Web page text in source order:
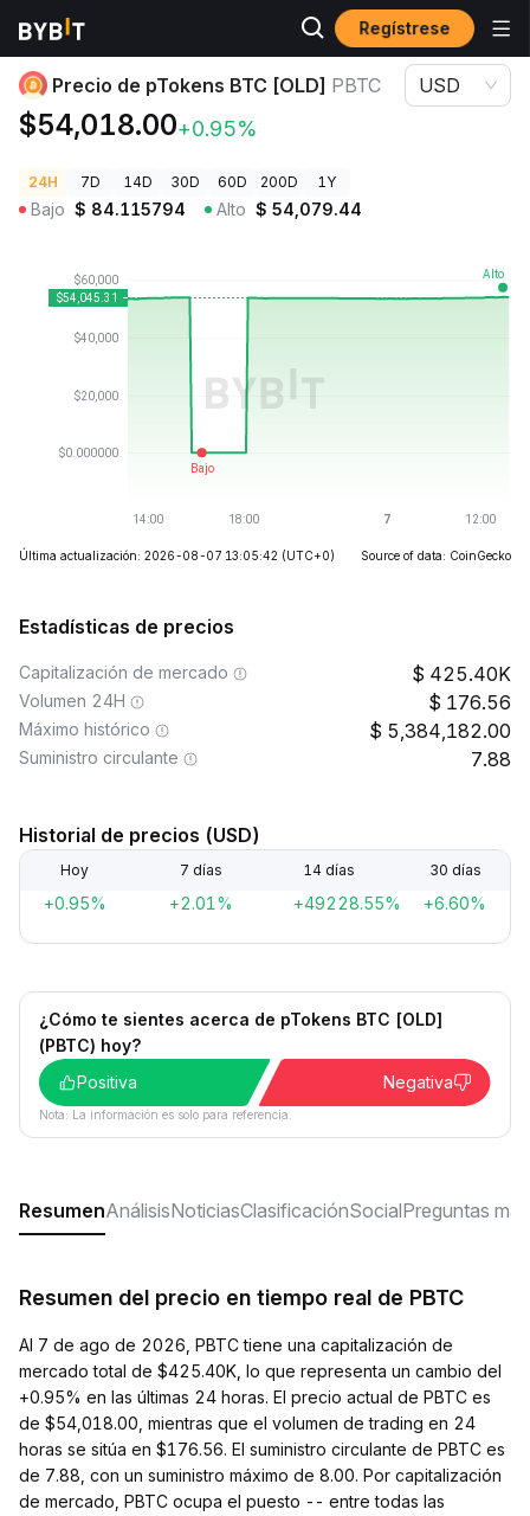
Regístrese
Precios de Criptomonedas Precio de pTokens BTC [OLD] PBTC
Precio de pTokens BTC [OLD] PBTC
$54,018.00+0.95%
USD
24H 7D 14D 30D 60D 200D 1Y
Bajo $ 84.115794 Alto $ 54,079.44
Última actualización: 2026-08-07 13:05:42 (UTC+0) Source of data: CoinGecko
Estadísticas de precios
Capitalización de mercado 425.40K
Volumen 24H 176.56
Máximo histórico 5,384,182.00
Suministro circulante 7.88
Historial de precios (USD)
Hoy 7 días 14 días 30 días
+0.95% +2.01% +49228.55% +6.60%
¿Cómo te sientes acerca de pTokens BTC [OLD]
(PBTC) hoy?
Positiva
Negativa
Nota: La información es solo para referencia.
ResumenAnálisisNoticiasClasificaciónSocialPreguntas
Resumen del precio en tiempo real de PBTC
Al 7 de ago de 2026, PBTC tiene una capitalización de
mercado total de $425.40K, lo que representa un cambio del
+0.95% en las últimas 24 horas. El precio actual de PBTC es
de $54,018.00, mientras que el volumen de trading en 24
horas se sitúa en $176.56. El suministro circulante de PBTC es
de 7.88, con un suministro máximo de 8.00. Por capitalización
de mercado, PBTC ocupa el puesto -- entre todas las